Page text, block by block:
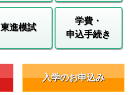
東進模試
学費・
申込手続き
入学のお申込み